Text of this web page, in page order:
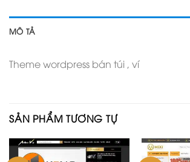
MÔ TẢ
Theme wordpress bán túi , ví
SẢN PHẨM TƯƠNG TỰ